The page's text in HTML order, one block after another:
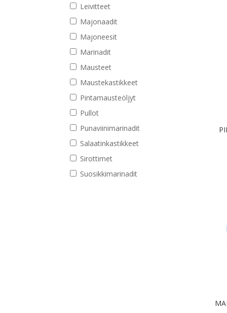
Leivitteet
Majonaadit
Majoneesit
Marinadit
Mausteet
Maustekastikkeet
Pintamausteöljyt
Pullot
Punaviinimarinadit
Salaatinkastikkeet
Sirottimet
Suosikkimarinadit